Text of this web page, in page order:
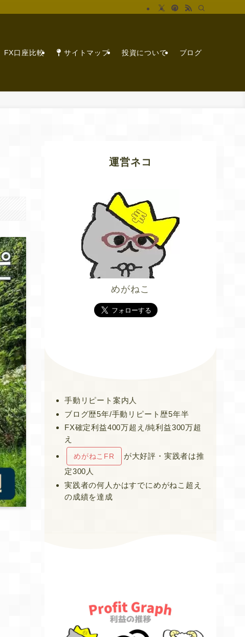
FX口座比較 サイトマップ 投資について ブログ
運営ネコ
めがねこ
手動リピート案内人
ブログ歴5年/手動リピート歴5年半
FX確定利益400万超え/純利益300万超
え
めがねこFR
が大好評・実践者は推
定300人
実践者の何人かはすでにめがねこ超え
の成績を達成